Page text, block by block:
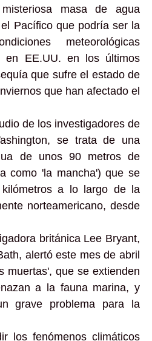
masa de agua
Pacífico que podría ser la
meteorológicas
en EE.UU. en los últimos
que sufre el estado de
que han afectado el
de los investigadores de
se trata de una
de unos 90 metros de
como 'la mancha') que se
a lo largo de la
norteamericano, desde
británica Lee Bryant,
alertó este mes de abril
muertas', que se extienden
a la fauna marina, y
grave problema para la
los fenómenos climáticos